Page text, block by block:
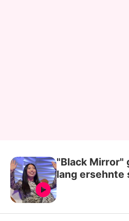
"Black Mirror"
lang